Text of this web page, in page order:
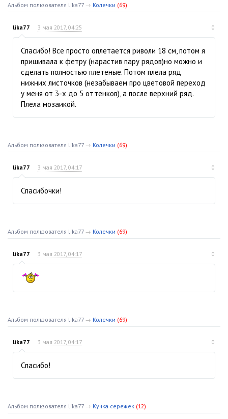
Альбом пользователя lika77→ Колечки (69)
lika77 3 мая 2017, 04:25 0
Спасибо! Все просто оплетается риволи 18 см, потом я
пришивала к фетру (нарастив пару рядов)но можно и
сделать полностью плетеные. Потом плела ряд
нижних листочков (незабываем про цветовой переход
у меня от 3-х до 5 оттенков), а после верхний ряд.
Плела мозаикой.
Альбом пользователя lika77→ Колечки (69)
lika77 3 мая 2017, 04:17 0
Спасибочки!
Альбом пользователя lika77→ Колечки (69)
lika77 3 мая 2017, 04:17 0
Альбом пользователя lika77→ Колечки (69)
lika77 3 мая 2017, 04:17 0
Спасибо!
Альбом пользователя lika77→ Кучка сережек (12)